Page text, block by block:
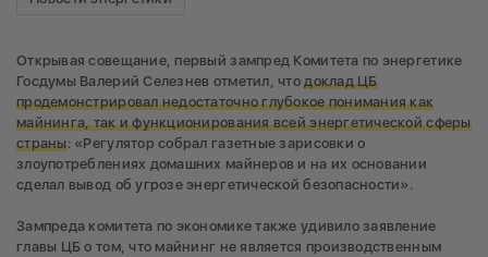
Открывая совещание, первый зампред Комитета по энергетике
Госдумы Валерий Селезнев отметил, чтодоклад ЦБ
продемонстрировал недостаточно глубокое понимания как
майнинга, так и функционирования всей энергетической сферы
страны: «Регулятор собрал газетные зарисовки о
злоупотреблениях домашних майнеров и на их основании
сделал вывод об угрозе энергетической безопасности».
Зампреда комитета по экономике также удивило заявление
главы ЦБ о том, что майнинг не является производственным